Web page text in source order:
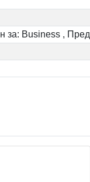
за: Business ,